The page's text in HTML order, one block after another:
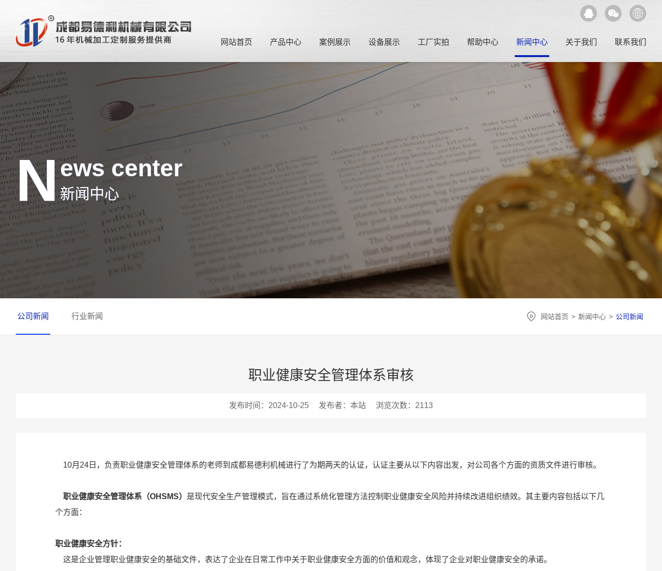
网站首页 产品中心 案例展示 设备展示 工厂实拍 帮助中心 新闻中心 关于我们 联系我们
News center
新闻中心
公司新闻 行业新闻 网站首页 > 新闻中心 > 公司新闻
职业健康安全管理体系审核
发布时间：2024-10-25 发布者：本站 浏览次数：2113
10月24日，负责职业健康安全管理体系的老师到成都易德利机械进行了为期两天的认证，认证主要从以下内容出发，对公司各个方面的资质文件进行审核。
职业健康安全管理体系（OHSMS） ‌是现代安全生产管理模式，旨在通过系统化管理方法控制职业健康安全风险并持续改进组织绩效。其主要内容包括以下几
个方面：
职业健康安全方针：
这是企业管理职业健康安全的基础文件，表达了企业在日常工作中关于职业健康安全方面的价值和观念，体现了企业对职业健康安全的承诺‌。